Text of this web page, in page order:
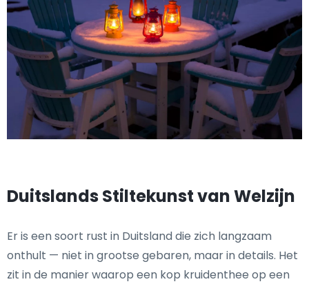
Duitslands Stiltekunst van Welzijn
Er is een soort rust in Duitsland die zich langzaam
onthult — niet in grootse gebaren, maar in details. Het
zit in de manier waarop een kop kruidenthee op een